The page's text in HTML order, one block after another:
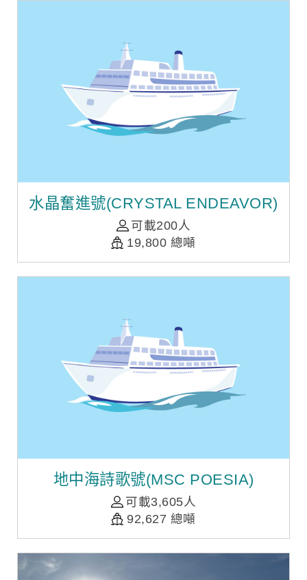
水晶奮進號(CRYSTAL ENDEAVOR)
可載200人
19,800 總噸
地中海詩歌號(MSC POESIA)
可載3,605人
92,627 總噸